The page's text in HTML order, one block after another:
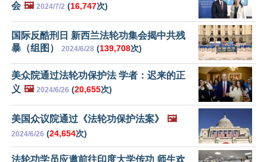
会 🖼️ 2024/7/2 (16,747次)
国际反酷刑日 新西兰法轮功集会揭中共残
暴（组图）
2024/6/28 (139,708次)
美众院通过法轮功保护法 学者：迟来的正
义 🖼️ 2024/6/26 (20,655次)
美国众议院通过《法轮功保护法案》 🖼️
2024/6/26 (24,654次)
法轮功学员应邀前往印度大学传功 师生欢